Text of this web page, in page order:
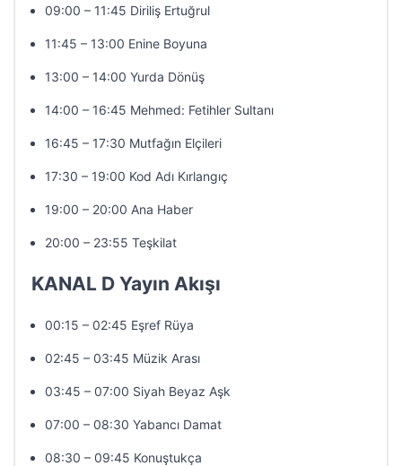
09:00 – 11:45 Diriliş Ertuğrul
11:45 – 13:00 Enine Boyuna
13:00 – 14:00 Yurda Dönüş
14:00 – 16:45 Mehmed: Fetihler Sultanı
16:45 – 17:30 Mutfağın Elçileri
17:30 – 19:00 Kod Adı Kırlangıç
19:00 – 20:00 Ana Haber
20:00 – 23:55 Teşkilat
KANAL D Yayın Akışı
00:15 – 02:45 Eşref Rüya
02:45 – 03:45 Müzik Arası
03:45 – 07:00 Siyah Beyaz Aşk
07:00 – 08:30 Yabancı Damat
08:30 – 09:45 Konuştukça